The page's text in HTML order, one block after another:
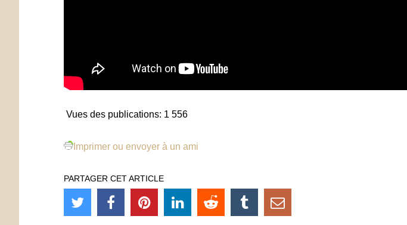
Vues des publications: 1 556
Imprimer ou envoyer à un ami
PARTAGER CET ARTICLE